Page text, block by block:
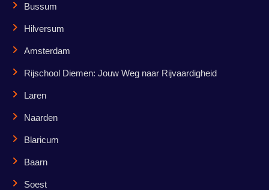
Bussum
Hilversum
Amsterdam
Rijschool Diemen: Jouw Weg naar Rijvaardigheid
Laren
Naarden
Blaricum
Baarn
Soest